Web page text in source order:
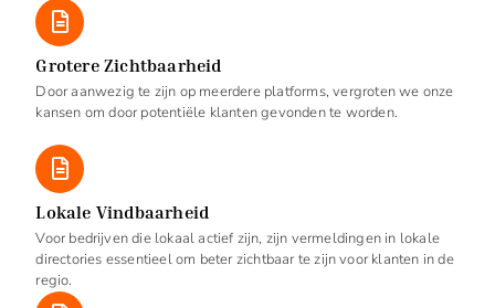
Grotere Zichtbaarheid
Door aanwezig te zijn op meerdere platforms, vergroten we onze
kansen om door potentiële klanten gevonden te worden.
Lokale Vindbaarheid
Voor bedrijven die lokaal actief zijn, zijn vermeldingen in lokale
directories essentieel om beter zichtbaar te zijn voor klanten in de
regio.